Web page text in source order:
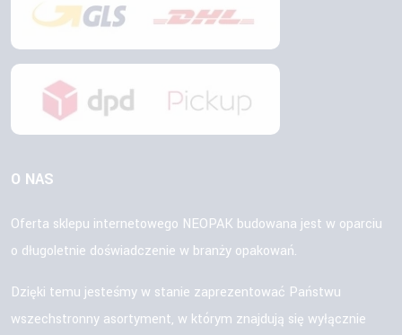
O NAS
Oferta sklepu internetowego NEOPAK budowana jest w oparciu
o długoletnie doświadczenie w branży opakowań.
Dzięki temu jesteśmy w stanie zaprezentować Państwu
wszechstronny asortyment, w którym znajdują się wyłącznie